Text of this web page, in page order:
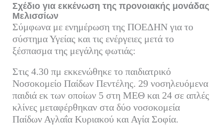
Σχέδιο για εκκένωση της προνοιακής μονάδας
Μελισσίων
Σύμφωνα με ενημέρωση της ΠΟΕΔΗΝ για το
σύστημα Υγείας και τις ενέργειες μετά το
ξέσπασμα της μεγάλης φωτιάς:
Στις 4.30 πμ εκκενώθηκε το παιδιατρικό
Νοσοκομείο Παίδων Πεντέλης. 29 νοσηλευόμενα
παιδιά εκ των οποίων 5 στη ΜΕΘ και 24 σε απλές
κλίνες μεταφέρθηκαν στα δύο νοσοκομεία
Παίδων Αγλαΐα Κυριακού και Αγία Σοφία.